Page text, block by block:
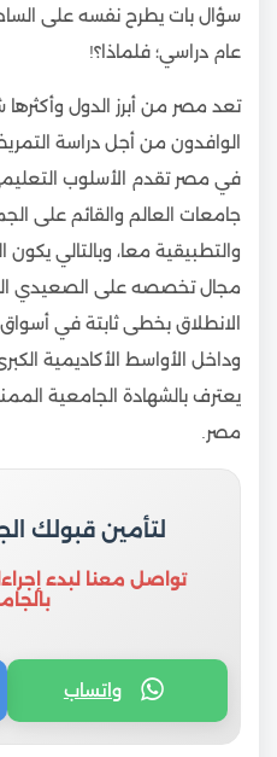
سؤال بات يطرح نفسه على
عام دراسي؛ فلماذا؟!
تعد مصر من أبرز الدول وأكثرها
الوافدون من أجل دراسة
في مصر تقدم الأسلوب
جامعات العالم والقائم على
والتطبيقية معا، وبالتالي
مجال تخصصه على الصعيدي
الانطلاق بخطى ثابتة في
وداخل الأواسط الأكاديمية
يعترف بالشهادة الجامعية
مصر.
لتأمين قبولك
تواصل معنا لبدء
واتساب